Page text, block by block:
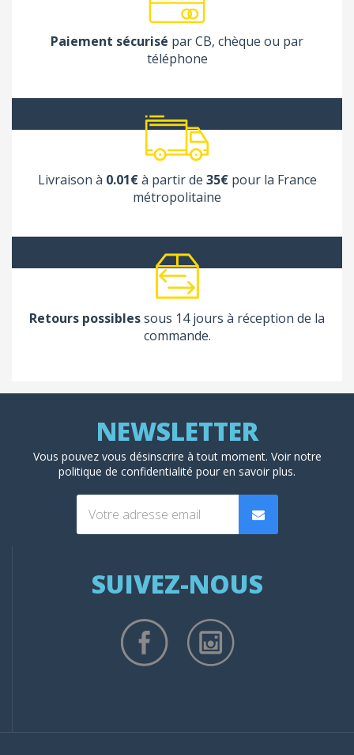
Paiement sécurisé par CB, chèque ou par
téléphone
Livraison à 0.01€à partir de 35€pour la France
métropolitaine
Retours possiblessous 14 jours à réception de la
commande.
Vous pouvez vous désinscrire à tout moment. Voir notre
politique de confidentialité pour en savoir plus.
SUIVEZ-NOUS